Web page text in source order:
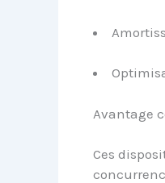
Avantage
Ces